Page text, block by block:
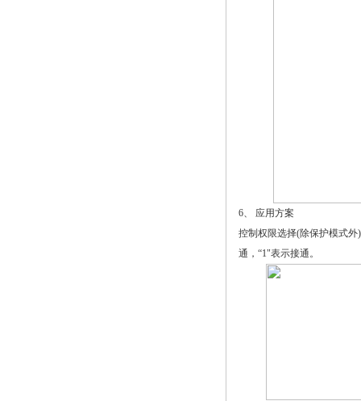
6、 应用方案
控制权限选择(除保护模式
通，“1"表示接通。